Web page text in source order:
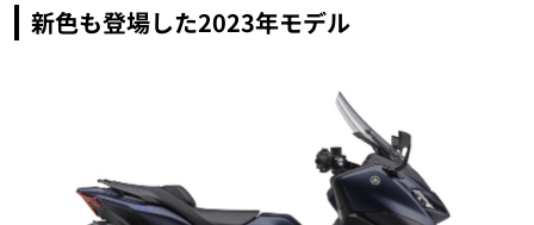
新色も登場した2023年モデル